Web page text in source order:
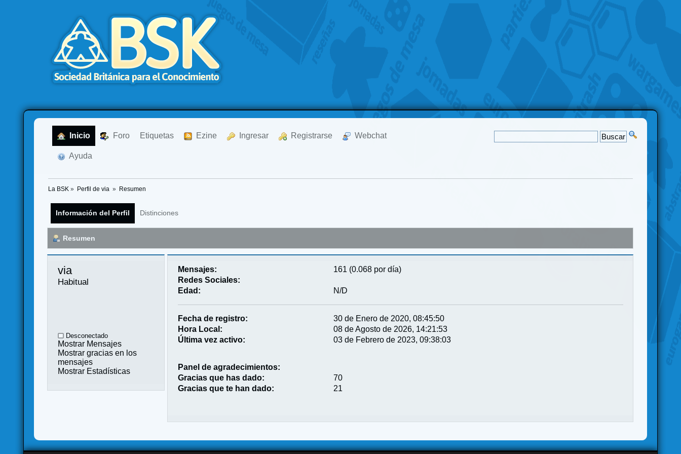
Inicio Foro Etiquetas Ezine Ingresar Registrarse Webchat
Ayuda
La BSK » Perfil de via » Resumen
Información del Perfil Distinciones
Resumen
via
Habitual
Desconectado
Mostrar Mensajes
Mostrar gracias en los
mensajes
Mostrar Estadísticas
Mensajes:
161 (0.068 por día)
Redes Sociales:
Edad:
N/D
Fecha de registro:
30 de Enero de 2020, 08:45:50
Hora Local:
08 de Agosto de 2026, 14:21:53
Última vez activo:
03 de Febrero de 2023, 09:38:03
Panel de agradecimientos:
Gracias que has dado:
70
Gracias que te han dado:
21